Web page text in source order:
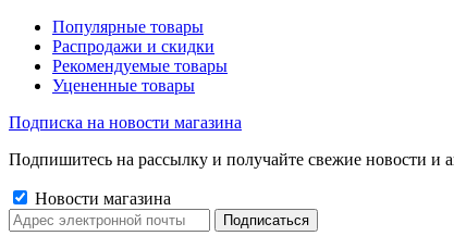
Популярные товары
Распродажи и скидки
Рекомендуемые товары
Уцененные товары
Подписка на новости магазина
Подпишитесь на рассылку и получайте свежие новости и
Новости магазина